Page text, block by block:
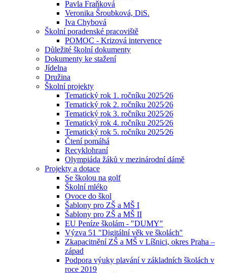
Pavla Fraňková
Veronika Šroubková, DiS.
Iva Chybová
Školní poradenské pracoviště
POMOC - Krizová intervence
Důležité školní dokumenty
Dokumenty ke stažení
Jídelna
Družina
Školní projekty
Tematický rok 1. ročníku 2025⁄26
Tematický rok 2. ročníku 2025⁄26
Tematický rok 3. ročníku 2025⁄26
Tematický rok 4. ročníku 2025⁄26
Tematický rok 5. ročníku 2025⁄26
Čtení pomáhá
Recyklohraní
Olympiáda žáků v mezinárodní dámě
Projekty a dotace
Se školou na golf
Školní mléko
Ovoce do škol
Šablony pro ZŠ a MŠ I
Šablony pro ZŠ a MŠ II
EU Peníze školám - "DUMY"
Výzva 51 "Digitální věk ve školách"
Zkapacitnění ZŠ a MŠ v Líšnici, okres Praha –
západ
Podpora výuky plavání v základních školách v
roce 2019